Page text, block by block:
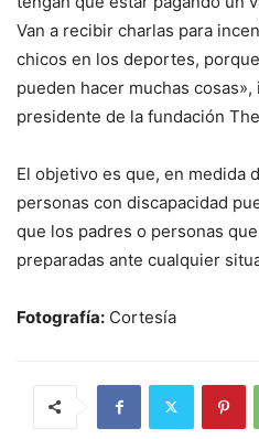
Van a recibir charlas para
chicos en los deportes,
pueden hacer muchas
presidente de la fundación
El objetivo es que, en medida
personas con discapacidad
que los padres o personas
preparadas ante cualquier
Fotografía: Cortesía